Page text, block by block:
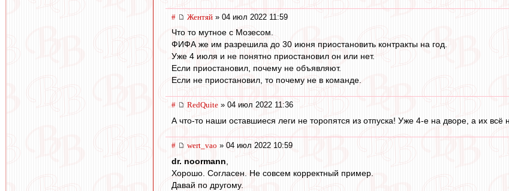
# Жентяй » 04 июл 2022 11:59
Что то мутное с Мозесом.
ФИФА же им разрешила до 30 июня приостановить контракты на год.
Уже 4 июля и не понятно приостановил он или нет.
Если приостановил, почему не объявляют.
Если не приостановил, то почему не в команде.
# RedQuite » 04 июл 2022 11:36
А что-то наши оставшиеся леги не торопятся из отпуска! Уже 4-е на дворе, а их
# wert_vao » 04 июл 2022 10:59
dr. noormann
Хорошо. Согласен. Не совсем корректный пример.
Давай по другому.